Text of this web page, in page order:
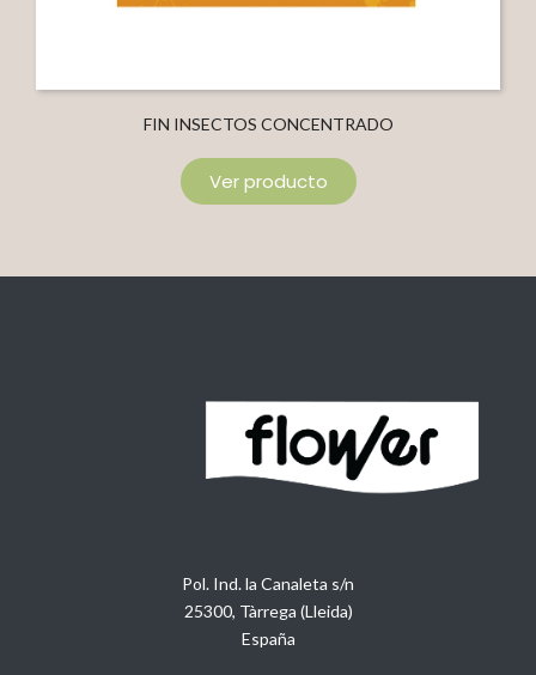
FIN INSECTOS CONCENTRADO
Ver producto
Pol. Ind. la Canaleta s/n
25300, Tàrrega (Lleida)
España